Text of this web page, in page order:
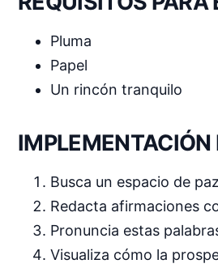
Pluma
Papel
Un rincón tranquilo
IMPLEMENTACIÓN
Busca un espacio de
Redacta afirmaciones
Pronuncia estas
Visualiza cómo la